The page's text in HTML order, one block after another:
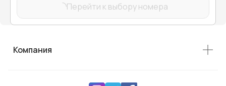
Перейти к выбору номера
Компания